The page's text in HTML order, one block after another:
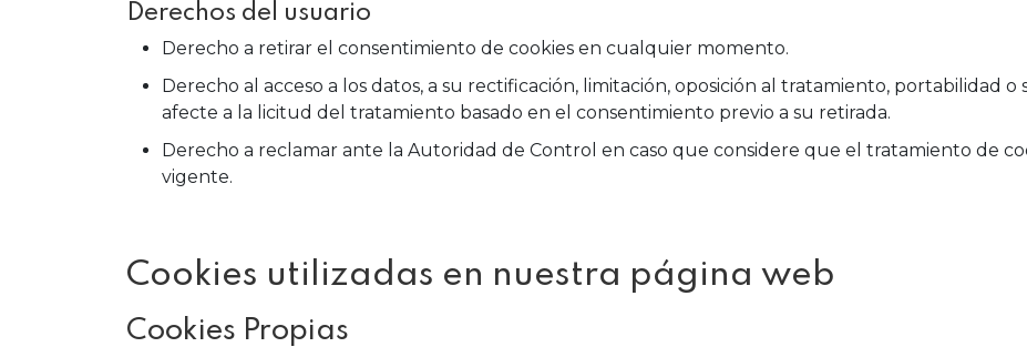
Derechos del usuario
Derecho a retirar el consentimiento de cookies en cualquier momento.
Derecho al acceso a los datos, a su rectificación, limitación, oposición al tratamiento, portabilidad
afecte a la licitud del tratamiento basado en el consentimiento previo a su retirada.
Derecho a reclamar ante la Autoridad de Control en caso que considere que el tratamiento de
vigente.
Cookies utilizadas en nuestra página web
Cookies Propias